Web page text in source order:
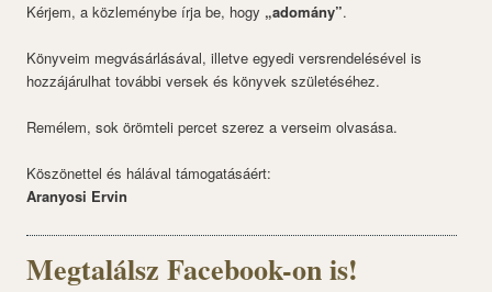
Kérjem, a közleménybe írja be, hogy „adomány”.
Könyveim megvásárlásával, illetve egyedi versrendelésével is
hozzájárulhat további versek és könyvek születéséhez.
Remélem, sok örömteli percet szerez a verseim olvasása.
Köszönettel és hálával támogatásáért:
Aranyosi Ervin
Megtalálsz Facebook-on is!